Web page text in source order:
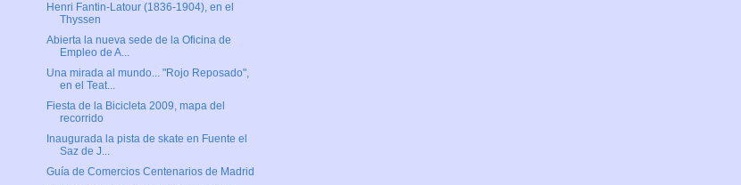
Henri Fantin-Latour (1836-1904), en el
Thyssen
Abierta la nueva sede de la Oficina de
Empleo de A...
Una mirada al mundo... "Rojo Reposado",
en el Teat...
Fiesta de la Bicicleta 2009, mapa del
recorrido
Inaugurada la pista de skate en Fuente el
Saz de J...
Guía de Comercios Centenarios de Madrid